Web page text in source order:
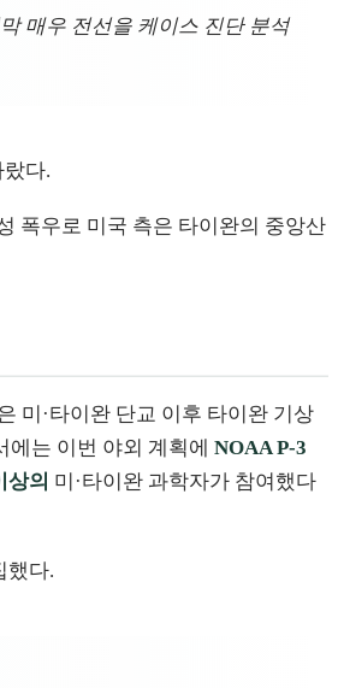
매우 전선을 케이스 진단 분석
다.
폭우로 미국 측은 타이완의 중앙산
미·타이완 단교 이후 타이완 기상
는 이번 야외 계획에 NOAA P-3
상의 미·타이완 과학자가 참여했다
했다.